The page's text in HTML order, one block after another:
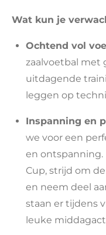
Wat kun je
Ochtend vol
zaalvoetbal met
uitdagende
leggen op
Inspanning en
we voor een
en ontspanning.
Cup, strijd om
en neem deel
staan er tijdens
leuke